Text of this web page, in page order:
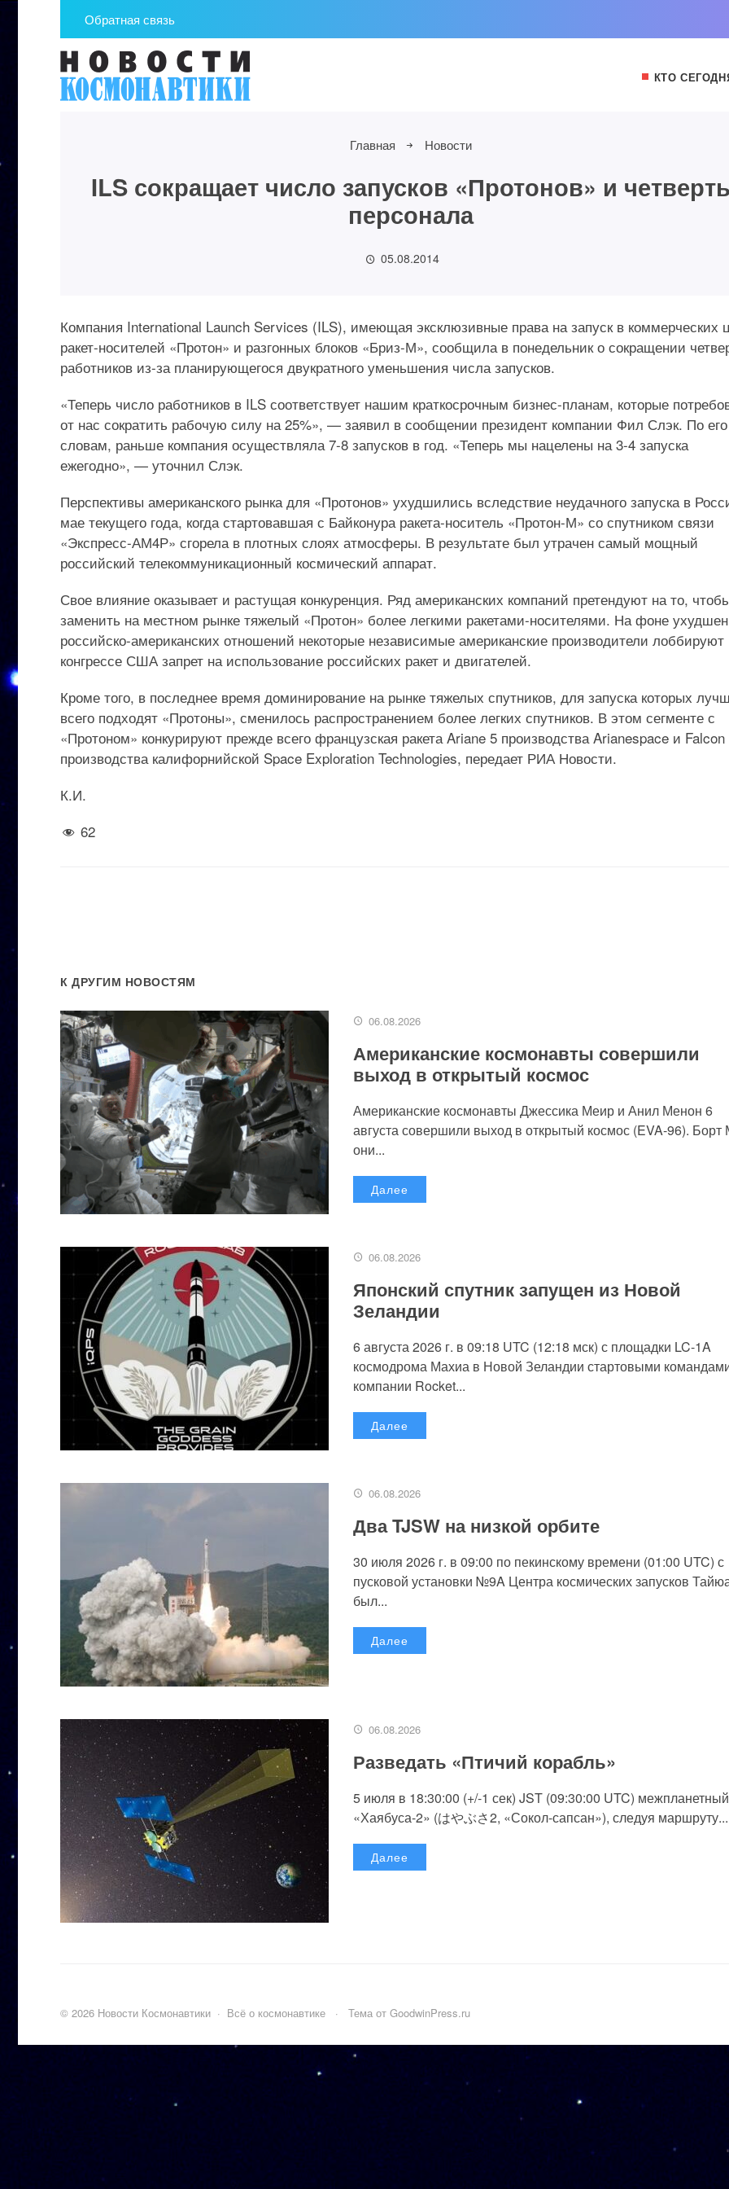
Обратная связь
КТО
Главная Новости
ILS сокращает число запусков «Протонов» и
персонала
05.08.2014
Компания International Launch Services (ILS), имеющая эксклюзивные права на запуск в коммерческих
ракет-носителей «Протон» и разгонных блоков «Бриз-М», сообщила в понедельник о сокращении
работников из-за планирующегося двукратного уменьшения числа запусков.
«Теперь число работников в ILS соответствует нашим краткосрочным бизнес-планам, которые
от нас сократить рабочую силу на 25%», — заявил в сообщении президент компании Фил Слэк. По его
словам, раньше компания осуществляла 7-8 запусков в год. «Теперь мы нацелены на 3-4 запуска
ежегодно», — уточнил Слэк.
Перспективы американского рынка для «Протонов» ухудшились вследствие неудачного запуска в
мае текущего года, когда стартовавшая с Байконура ракета-носитель «Протон-М» со спутником связи
«Экспресс-АМ4Р» сгорела в плотных слоях атмосферы. В результате был утрачен самый мощный
российский телекоммуникационный космический аппарат.
Свое влияние оказывает и растущая конкуренция. Ряд американских компаний претендуют на то,
заменить на местном рынке тяжелый «Протон» более легкими ракетами-носителями. На фоне
российско-американских отношений некоторые независимые американские производители лоббируют
конгрессе США запрет на использование российских ракет и двигателей.
Кроме того, в последнее время доминирование на рынке тяжелых спутников, для запуска которых
всего подходят «Протоны», сменилось распространением более легких спутников. В этом сегменте с
«Протоном» конкурируют прежде всего французская ракета Ariane 5 производства Arianespace и Falcon
производства калифорнийской Space Exploration Technologies, передает РИА Новости.
К.И.
62
К ДРУГИМ НОВОСТЯМ
06.08.2026
Американские космонавты совершили
выход в открытый космос
Американские космонавты Джессика Меир и Анил Менон 6
августа совершили выход в открытый космос (EVA-96).
они...
Далее
06.08.2026
Японский спутник запущен из Новой
Зеландии
6 августа 2026 г. в 09:18 UTC (12:18 мск) с площадки LC-1A
космодрома Махиа в Новой Зеландии стартовыми
компании Rocket...
Далее
06.08.2026
Два TJSW на низкой орбите
30 июля 2026 г. в 09:00 по пекинскому времени (01:00 UTC) с
пусковой установки №9A Центра космических запусков
был...
Далее
06.08.2026
Разведать «Птичий корабль»
5 июля в 18:30:00 (+/-1 сек) JST (09:30:00 UTC)
«Хаябуса-2» (はやぶさ2, «Сокол-сапсан»), следуя маршруту...
Далее
© 2026 Новости Космонавтики · Всё о космонавтике · Тема от GoodwinPress.ru